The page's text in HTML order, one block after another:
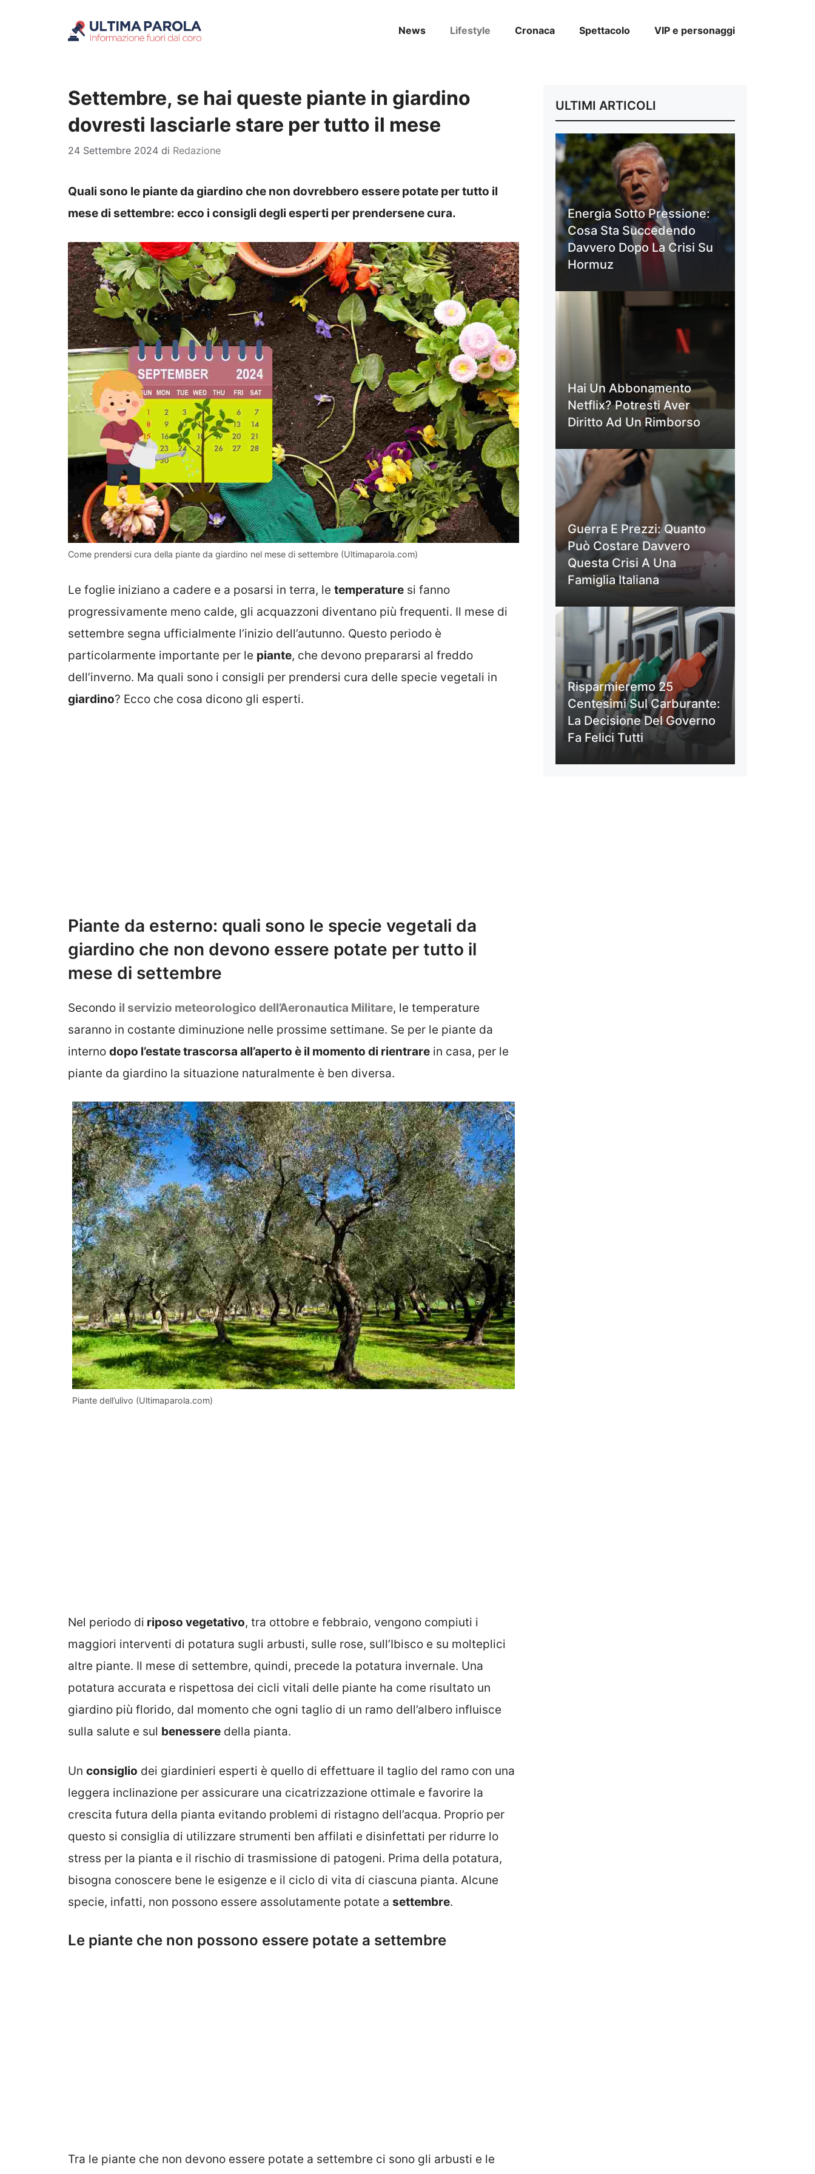
News Lifestyle Cronaca Spettacolo VIP e personaggi
Settembre, se hai queste piante in giardino
dovresti lasciarle stare per tutto il mese
24 Settembre 2024 di Redazione
Quali sono le piante da giardino che non dovrebbero essere potate per tutto il
mese di settembre: ecco i consigli degli esperti per prendersene cura.
Come prendersi cura della piante da giardino nel mese di settembre (Ultimaparola.com)
Le foglie iniziano a cadere e a posarsi in terra, le temperature si fanno
progressivamente meno calde, gli acquazzoni diventano più frequenti. Il mese di
settembre segna ufficialmente l’inizio dell’autunno. Questo periodo è
particolarmente importante per le piante, che devono prepararsi al freddo
dell’inverno. Ma quali sono i consigli per prendersi cura delle specie vegetali in
giardino? Ecco che cosa dicono gli esperti.
Piante da esterno: quali sono le specie vegetali da
giardino che non devono essere potate per tutto il
mese di settembre
Secondo il servizio meteorologico dell’Aeronautica Militare, le temperature
saranno in costante diminuzione nelle prossime settimane. Se per le piante da
interno dopo l’estate trascorsa all’aperto è il momento di rientrare in casa, per le
piante da giardino la situazione naturalmente è ben diversa.
Piante dell’ulivo (Ultimaparola.com)
Nel periodo di riposo vegetativo, tra ottobre e febbraio, vengono compiuti i
maggiori interventi di potatura sugli arbusti, sulle rose, sull’Ibisco e su molteplici
altre piante. Il mese di settembre, quindi, precede la potatura invernale. Una
potatura accurata e rispettosa dei cicli vitali delle piante ha come risultato un
giardino più florido, dal momento che ogni taglio di un ramo dell’albero influisce
sulla salute e sul benessere della pianta.
Un consiglio dei giardinieri esperti è quello di effettuare il taglio del ramo con una
leggera inclinazione per assicurare una cicatrizzazione ottimale e favorire la
crescita futura della pianta evitando problemi di ristagno dell’acqua. Proprio per
questo si consiglia di utilizzare strumenti ben affilati e disinfettati per ridurre lo
stress per la pianta e il rischio di trasmissione di patogeni. Prima della potatura,
bisogna conoscere bene le esigenze e il ciclo di vita di ciascuna pianta. Alcune
specie, infatti, non possono essere assolutamente potate a settembre.
Le piante che non possono essere potate a settembre
Tra le piante che non devono essere potate a settembre ci sono gli arbusti e le
ULTIMI ARTICOLI
Energia Sotto Pressione:
Cosa Sta Succedendo
Davvero Dopo La Crisi Su
Hormuz
Hai Un Abbonamento
Netflix? Potresti Aver
Diritto Ad Un Rimborso
Guerra E Prezzi: Quanto
Può Costare Davvero
Questa Crisi A Una
Famiglia Italiana
Risparmieremo 25
Centesimi Sul Carburante:
La Decisione Del Governo
Fa Felici Tutti